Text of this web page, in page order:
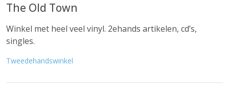
The Old Town
Winkel met heel veel vinyl. 2ehands artikelen, cd’s,
singles.
Tweedehandswinkel